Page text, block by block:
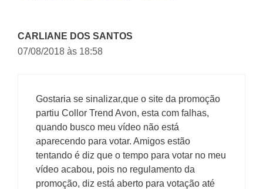
CARLIANE DOS SANTOS
07/08/2018 às 18:58
Gostaria se sinalizar,que o site da promoção
partiu Collor Trend Avon, esta com falhas,
quando busco meu vídeo não está
aparecendo para votar. Amigos estão
tentando é diz que o tempo para votar no meu
vídeo acabou, pois no regulamento da
promoção, diz está aberto para votação até